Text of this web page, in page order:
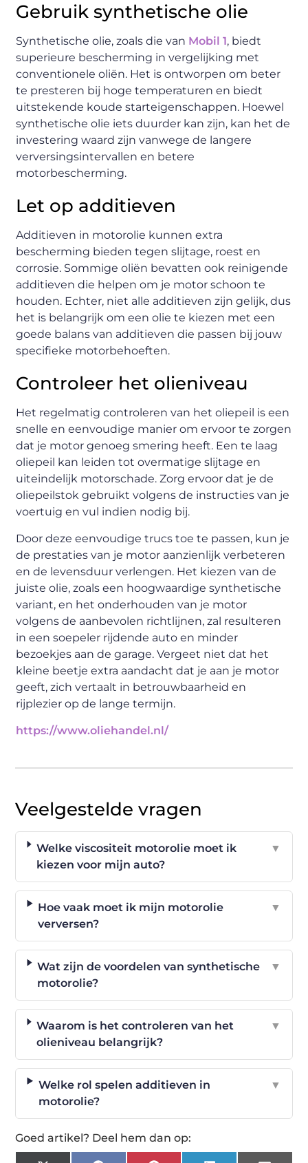
Gebruik synthetische olie
Synthetische olie, zoals die van Mobil 1, biedt
superieure bescherming in vergelijking met
conventionele oliën. Het is ontworpen om beter
te presteren bij hoge temperaturen en biedt
uitstekende koude starteigenschappen. Hoewel
synthetische olie iets duurder kan zijn, kan het de
investering waard zijn vanwege de langere
verversingsintervallen en betere
motorbescherming.
Let op additieven
Additieven in motorolie kunnen extra
bescherming bieden tegen slijtage, roest en
corrosie. Sommige oliën bevatten ook reinigende
additieven die helpen om je motor schoon te
houden. Echter, niet alle additieven zijn gelijk, dus
het is belangrijk om een olie te kiezen met een
goede balans van additieven die passen bij jouw
specifieke motorbehoeften.
Controleer het olieniveau
Het regelmatig controleren van het oliepeil is een
snelle en eenvoudige manier om ervoor te zorgen
dat je motor genoeg smering heeft. Een te laag
oliepeil kan leiden tot overmatige slijtage en
uiteindelijk motorschade. Zorg ervoor dat je de
oliepeilstok gebruikt volgens de instructies van je
voertuig en vul indien nodig bij.
Door deze eenvoudige trucs toe te passen, kun je
de prestaties van je motor aanzienlijk verbeteren
en de levensduur verlengen. Het kiezen van de
juiste olie, zoals een hoogwaardige synthetische
variant, en het onderhouden van je motor
volgens de aanbevolen richtlijnen, zal resulteren
in een soepeler rijdende auto en minder
bezoekjes aan de garage. Vergeet niet dat het
kleine beetje extra aandacht dat je aan je motor
geeft, zich vertaalt in betrouwbaarheid en
rijplezier op de lange termijn.
https://www.oliehandel.nl/
Veelgestelde vragen
Welke viscositeit motorolie moet ik
kiezen voor mijn auto?
▼
Hoe vaak moet ik mijn motorolie
verversen?
▼
Wat zijn de voordelen van synthetische
motorolie?
▼
Waarom is het controleren van het
olieniveau belangrijk?
▼
Welke rol spelen additieven in
motorolie?
▼
Goed artikel? Deel hem dan op: